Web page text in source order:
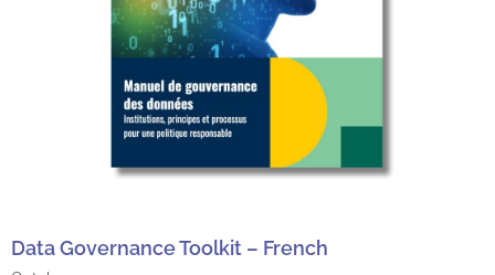
Data Governance Toolkit – French